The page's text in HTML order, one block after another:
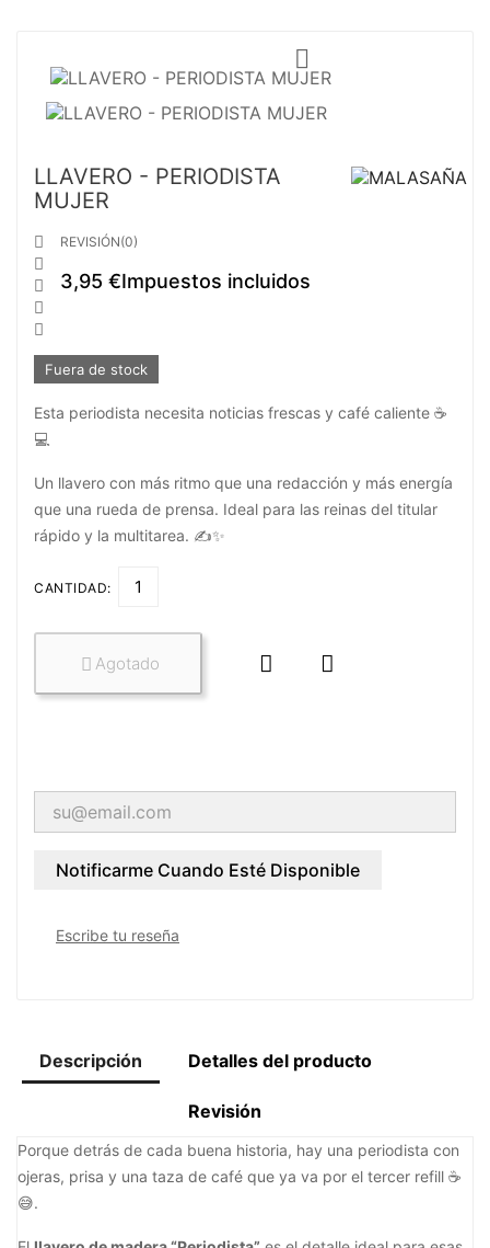

LLAVERO - PERIODISTA
MUJER





REVISIÓN(0)
3,95 €Impuestos incluidos
Fuera de stock
Esta periodista necesita noticias frescas y café caliente ☕
💻
Un llavero con más ritmo que una redacción y más energía
que una rueda de prensa. Ideal para las reinas del titular
rápido y la multitarea. ✍️✨
CANTIDAD:
 Agotado  
Notificarme Cuando Esté Disponible
Escribe tu reseña
Descripción Detalles del producto
Revisión
Porque detrás de cada buena historia, hay una periodista con
ojeras, prisa y una taza de café que ya va por el tercer refill ☕
😅.